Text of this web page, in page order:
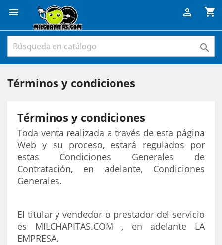
 shopping_cart


Términos y condiciones
Términos y condiciones
Toda venta realizada a través de esta página
Web y su proceso, estará regulados por
estas Condiciones Generales de
Contratación, en adelante, Condiciones
Generales.
El titular y vendedor o prestador del servicio
es MILCHAPITAS.COM , en adelante LA
EMPRESA.